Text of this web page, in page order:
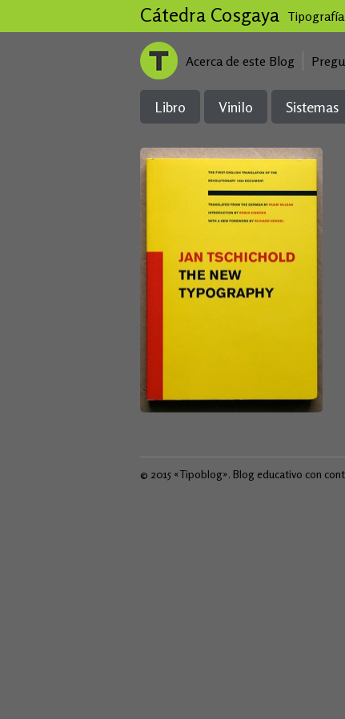
Cátedra Cosgaya
Acerca de este Blog
Libro Vinilo Sistemas
© 2015 «Tipoblog». Blog educativo con